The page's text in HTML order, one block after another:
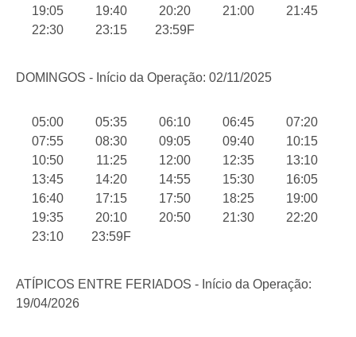
19:05
19:40 20:20 21:00
21:45
22:30
23:15 23:59F
DOMINGOS - Início da Operação: 02/11/2025
05:00 05:35 06:10 06:45
07:20
07:55
08:30 09:05 09:40
10:15
10:50
11:25 12:00 12:35
13:10
13:45
14:20 14:55 15:30
16:05
16:40
17:15 17:50 18:25
19:00
19:35
20:10 20:50 21:30
22:20
23:10
23:59F
ATÍPICOS ENTRE FERIADOS - Início da Operação:
19/04/2026